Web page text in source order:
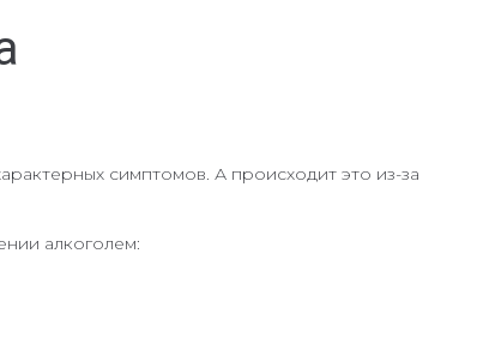
симптомов. А происходит это из-за
алкоголем: